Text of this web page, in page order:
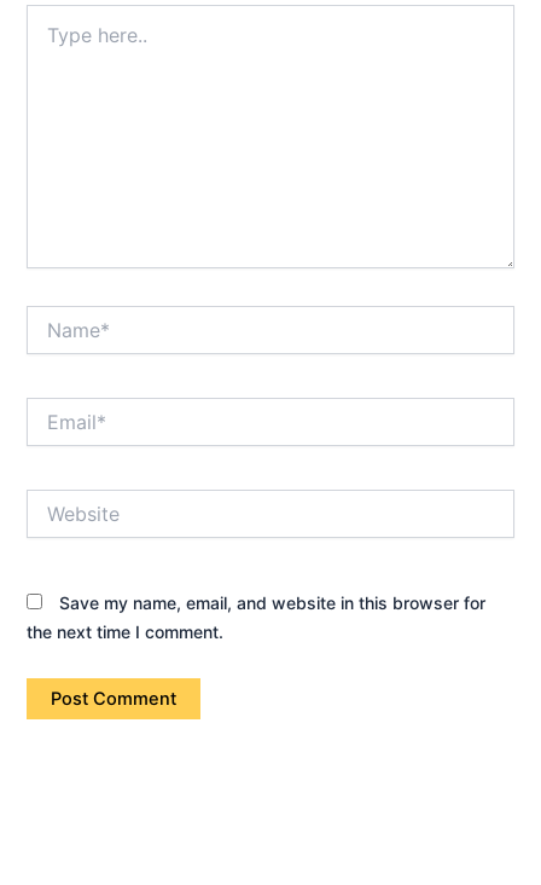
here..
Save my name, email, and website in this browser for
the next time I comment.